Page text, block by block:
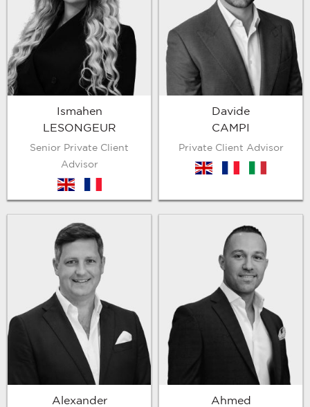
Ismahen
LESONGEUR
Senior Private Client
Advisor
en
Davide
CAMPI
Private Client Advisor
en
Alexander
Ahmed